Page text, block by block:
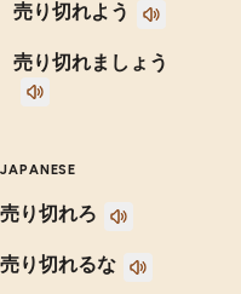
売り切れよう
売り切れましょう
JAPANESE
売り切れろ
売り切れるな